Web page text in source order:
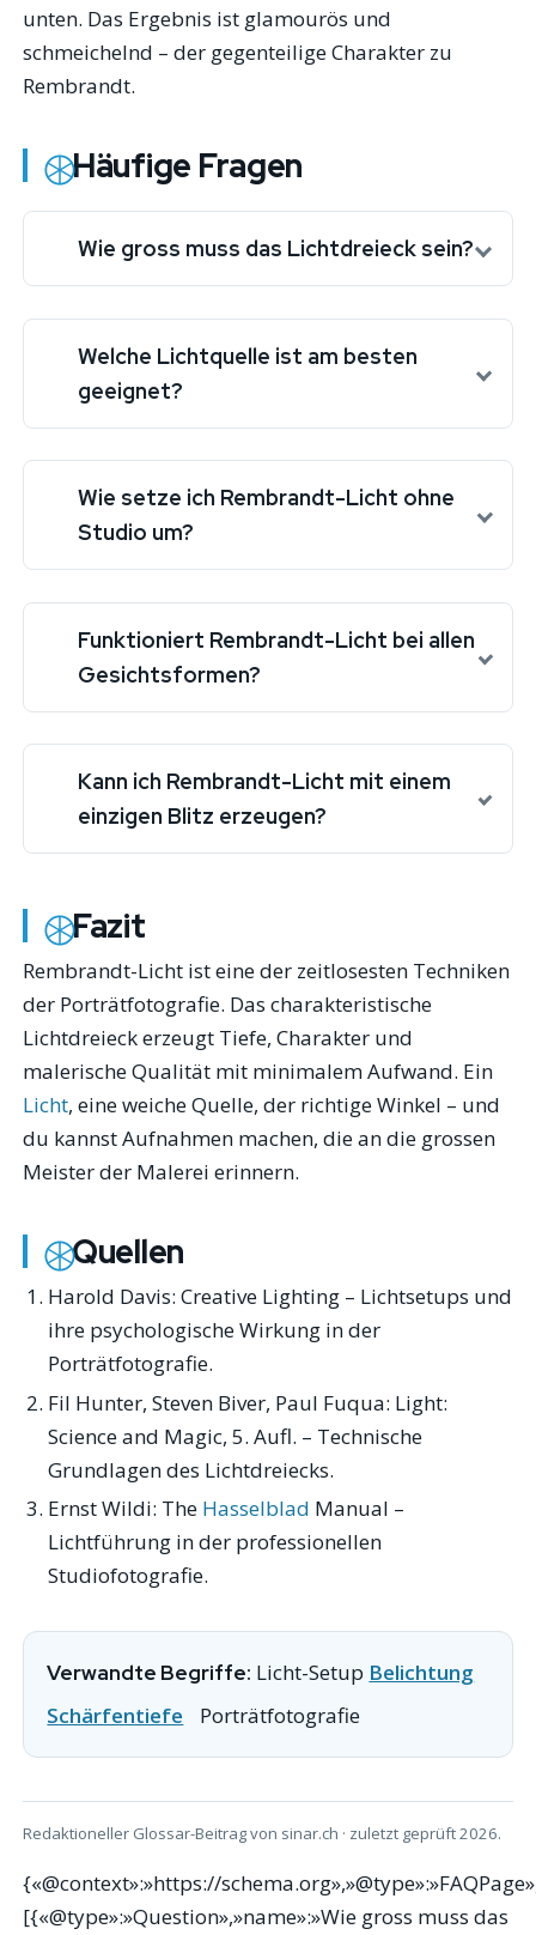
unten. Das Ergebnis ist glamourös und
schmeichelnd – der gegenteilige Charakter zu
Rembrandt.
Häufige Fragen
Wie gross muss das Lichtdreieck sein?
Welche Lichtquelle ist am besten
geeignet?
Wie setze ich Rembrandt-Licht ohne
Studio um?
Funktioniert Rembrandt-Licht bei allen
Gesichtsformen?
Kann ich Rembrandt-Licht mit einem
einzigen Blitz erzeugen?
Fazit
Rembrandt-Licht ist eine der zeitlosesten Techniken
der Porträtfotografie. Das charakteristische
Lichtdreieck erzeugt Tiefe, Charakter und
malerische Qualität mit minimalem Aufwand. Ein
Licht, eine weiche Quelle, der richtige Winkel – und
du kannst Aufnahmen machen, die an die grossen
Meister der Malerei erinnern.
Quellen
Harold Davis: Creative Lighting– Lichtsetups und
ihre psychologische Wirkung in der
Porträtfotografie.
Fil Hunter, Steven Biver, Paul Fuqua: Light:
Science and Magic, 5. Aufl. – Technische
Grundlagen des Lichtdreiecks.
Ernst Wildi: The Hasselblad Manual –
Lichtführung in der professionellen
Studiofotografie.
Verwandte Begriffe: Licht-Setup Belichtung
Schärfentiefe
Porträtfotografie
Redaktioneller Glossar-Beitrag von sinar.ch · zuletzt geprüft 2026.
{«@context»:»https://
[{«@type»:»Question»,»name»:»Wie gross muss das